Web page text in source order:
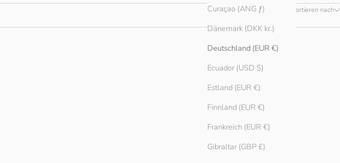
Curaçao (ANG ƒ)
Dänemark (DKK kr.)
Deutschland (EUR €)
Ecuador (USD $)
Estland (EUR €)
Finnland (EUR €)
Frankreich (EUR €)
Gibraltar (GBP £)
Sortieren nach